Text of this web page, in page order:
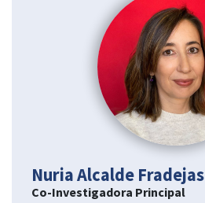
Nuria Alcalde Fradejas
Co-Investigadora Principal